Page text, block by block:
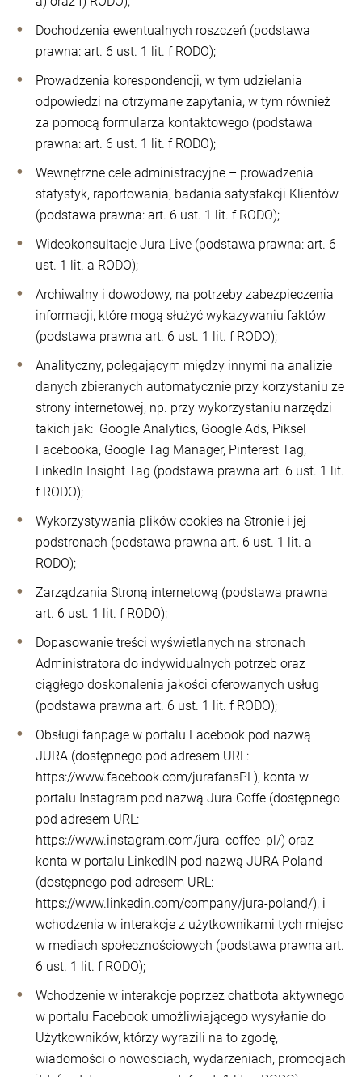
Dochodzenia ewentualnych roszczeń (podstawa
prawna: art. 6 ust. 1 lit. f RODO);
Prowadzenia korespondencji, w tym udzielania
odpowiedzi na otrzymane zapytania, w tym również
za pomocą formularza kontaktowego (podstawa
prawna: art. 6 ust. 1 lit. f RODO);
Wewnętrzne cele administracyjne – prowadzenia
statystyk, raportowania, badania satysfakcji Klientów
(podstawa prawna: art. 6 ust. 1 lit. f RODO);
Wideokonsultacje Jura Live (podstawa prawna: art. 6
ust. 1 lit. a RODO);
Archiwalny i dowodowy, na potrzeby zabezpieczenia
informacji, które mogą służyć wykazywaniu faktów
(podstawa prawna art. 6 ust. 1 lit. f RODO);
Analityczny, polegającym między innymi na analizie
danych zbieranych automatycznie przy korzystaniu ze
strony internetowej, np. przy wykorzystaniu narzędzi
takich jak: Google Analytics, Google Ads, Piksel
Facebooka, Google Tag Manager, Pinterest Tag,
LinkedIn Insight Tag (podstawa prawna art. 6 ust. 1 lit.
f RODO);
Wykorzystywania plików cookies na Stronie i jej
podstronach (podstawa prawna art. 6 ust. 1 lit. a
RODO);
Zarządzania Stroną internetową (podstawa prawna
art. 6 ust. 1 lit. f RODO);
Dopasowanie treści wyświetlanych na stronach
Administratora do indywidualnych potrzeb oraz
ciągłego doskonalenia jakości oferowanych usług
(podstawa prawna art. 6 ust. 1 lit. f RODO);
Obsługi fanpage w portalu Facebook pod nazwą
JURA (dostępnego pod adresem URL:
https://www.facebook.com/jurafansPL), konta w
portalu Instagram pod nazwą Jura Coffe (dostępnego
pod adresem URL:
https://www.instagram.com/jura_coffee_pl/) oraz
konta w portalu LinkedIN pod nazwą JURA Poland
(dostępnego pod adresem URL:
https://www.linkedin.com/company/jura-poland/), i
wchodzenia w interakcje z użytkownikami tych miejsc
w mediach społecznościowych (podstawa prawna art.
6 ust. 1 lit. f RODO);
Wchodzenie w interakcje poprzez chatbota aktywnego
w portalu Facebook umożliwiającego wysyłanie do
Użytkowników, którzy wyrazili na to zgodę,
wiadomości o nowościach, wydarzeniach, promocjach